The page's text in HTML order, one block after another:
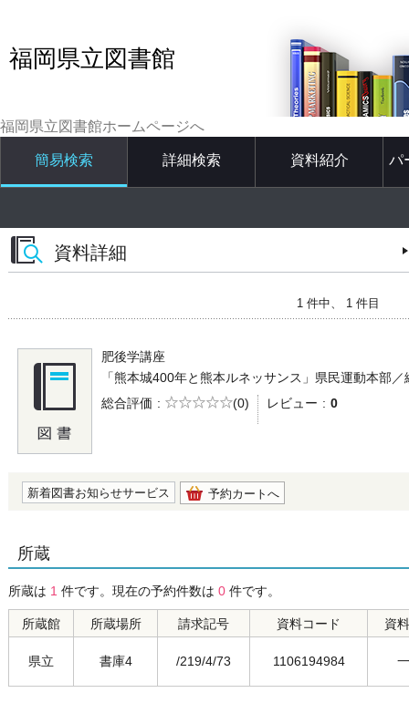
福岡県立図書館
福岡県立図書館ホームページへ
簡易検索 詳細検索 資料紹介 パ
資料詳細
1 件中、 1 件目
肥後学講座
「熊本城400年と熊本ルネッサンス」県民運動本部
総合評価
5段階評価
(0) レビュー 0
新着図書お知らせサービス 予約カートへ
所蔵
所蔵は 1 件です。現在の予約件数は 0 件です。
所蔵館 所蔵場所 請求記号 資料コード 資
県立 書庫4 /219/4/73 1106194984